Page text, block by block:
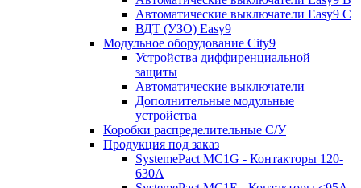
Автоматические выключатели Easy9 С
ВДТ (УЗО) Easy9
Модульное оборудование City9
Устройства диффиренциальной
защиты
Автоматические выключатели
Дополнительные модульные
устройства
Коробки распределительные C/У
Продукция под заказ
SystemePact MC1G - Контакторы 120-
630A